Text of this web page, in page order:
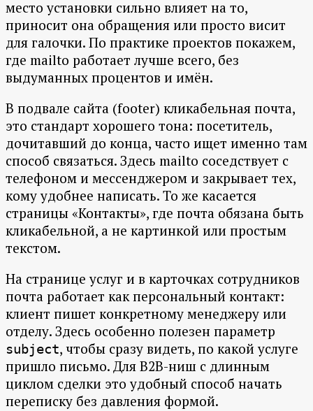
место установки сильно влияет на то,
приносит она обращения или просто висит
для галочки. По практике проектов покажем,
где mailto работает лучше всего, без
выдуманных процентов и имён.
В подвале сайта (footer) кликабельная почта,
это стандарт хорошего тона: посетитель,
дочитавший до конца, часто ищет именно там
способ связаться. Здесь mailto соседствует с
телефоном и мессенджером и закрывает тех,
кому удобнее написать. То же касается
страницы «Контакты», где почта обязана быть
кликабельной, а не картинкой или простым
текстом.
На странице услуг и в карточках сотрудников
почта работает как персональный контакт:
клиент пишет конкретному менеджеру или
отделу. Здесь особенно полезен параметр
subject, чтобы сразу видеть, по какой услуге
пришло письмо. Для B2B-ниш с длинным
циклом сделки это удобный способ начать
переписку без давления формой.